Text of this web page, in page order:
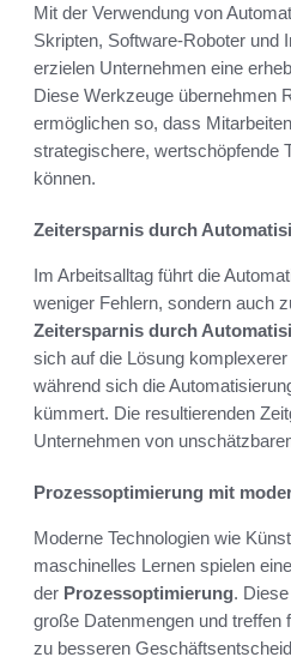
Mit der Verwendung von
Skripten, Software-Roboter und
erzielen Unternehmen eine
Diese Werkzeuge übernehmen
ermöglichen so, dass
strategischere, wertschöpfende
können.
Zeitersparnis durch
Im Arbeitsalltag führt die
weniger Fehlern, sondern auch
Zeitersparnis durch
sich auf die Lösung
während sich die
kümmert. Die resultierenden
Unternehmen von
Prozessoptimierung mit
Moderne Technologien wie
maschinelles Lernen spielen
der Prozessoptimierung.
große Datenmengen und treffen
zu besseren